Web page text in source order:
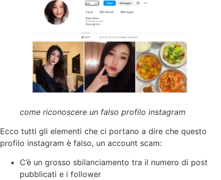
come riconoscere un falso profilo instagram
Ecco tutti gli elementi che ci portano a dire che questo
profilo instagram è falso, un account scam:
C’è un grosso sbilanciamento tra il numero di post
pubblicati e i follower